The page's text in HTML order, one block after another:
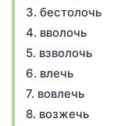
3. бестолочь
4. вволочь
5. взволочь
6. влечь
7. вовлечь
8. возжечь